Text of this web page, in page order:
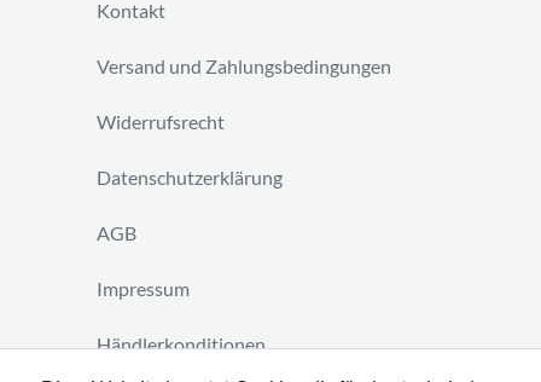
Kontakt
Versand und Zahlungsbedingungen
Widerrufsrecht
Datenschutzerklärung
AGB
Impressum
Händlerkonditionen